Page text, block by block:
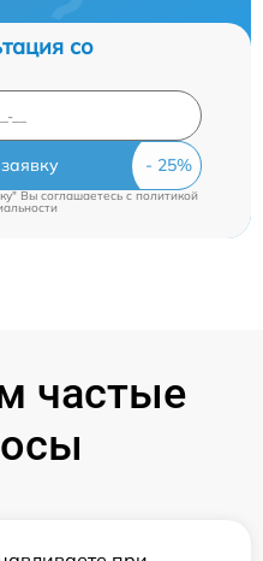
со
Вы соглашаетесь cполитикой
частые